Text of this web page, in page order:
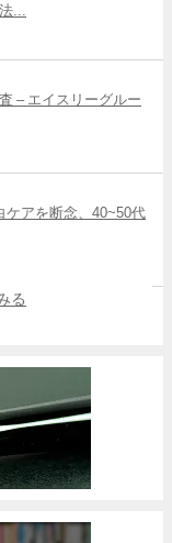
...
– エイスリーグルー
ケアを断念、40~50代
る